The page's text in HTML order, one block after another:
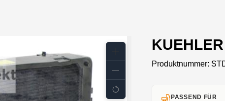
Produktnummer:
PASSEND FÜR